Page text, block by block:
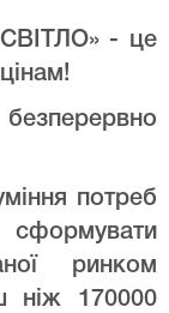
- це
потреб
ринком
ніж 170000